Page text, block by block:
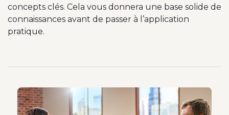
concepts clés. Cela vous donnera une base solide de
connaissances avant de passer à l’application
pratique.